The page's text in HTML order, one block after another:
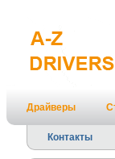
Драйверы
Контакты